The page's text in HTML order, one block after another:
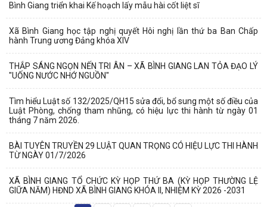
Bình Giang triển khai Kế hoạch lấy mẫu hài cốt liệt sĩ
Xã Bình Giang học tập nghị quyết Hôi nghị lần thứ ba Ban Chấp
hành Trung ương Đảng khóa XIV
THẮP SÁNG NGỌN NẾN TRI ÂN – XÃ BÌNH GIANG LAN TỎA ĐẠO LÝ
"UỐNG NƯỚC NHỚ NGUỒN"
Tìm hiểu Luật số 132/2025/QH15 sửa đổi, bổ sung một số điều của
Luật Phòng, chống tham nhũng, có hiệu lực thi hành từ ngày 01
tháng 7 năm 2026.
BÀI TUYÊN TRUYỀN 29 LUẬT QUAN TRỌNG CÓ HIỆU LỰC THI HÀNH
TỪ NGÀY 01/7/2026
XÃ BÌNH GIANG TỔ CHỨC KỲ HỌP THỨ BA (KỲ HỌP THƯỜNG LỆ
GIỮA NĂM) HĐND XÃ BÌNH GIANG KHÓA II, NHIỆM KỲ 2026 -2031